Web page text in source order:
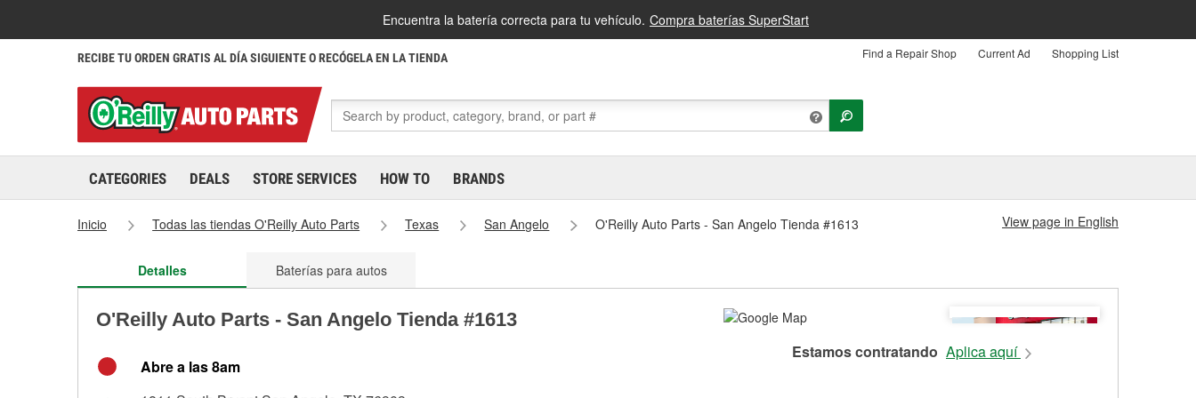
Encuentra la batería correcta para tu vehículo. Compra baterías SuperStart
RECIBE TU ORDEN GRATIS AL DÍA SIGUIENTE O RECÓGELA EN LA TIENDA Find a Repair Shop Current Ad Shopping List
CATEGORIES DEALS STORE SERVICES HOW TO BRANDS
Inicio Todas las tiendas O'Reilly Auto Parts Texas San Angelo O'Reilly Auto Parts - San Angelo Tienda #1613 View page in English
Detalles Baterías para autos
O'Reilly Auto Parts - San Angelo Tienda #1613
Abre a las 8am
Estamos contratando Aplica aquí